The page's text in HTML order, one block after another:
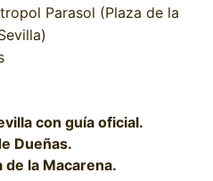
Parasol (Plaza de la
con guía oficial.
Dueñas.
de la Macarena.